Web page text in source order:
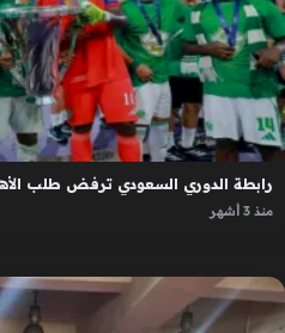
رابطة الدوري السعودي ترفض طلب
منذ 3 أشهر